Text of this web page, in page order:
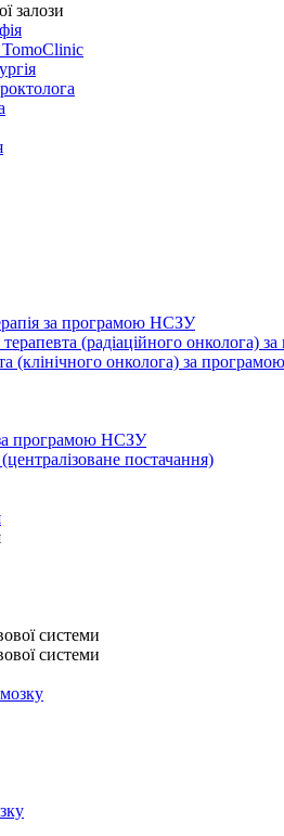
залози
TomoClinic
за програмою НСЗУ
(радіаційного онколога)
(клінічного онколога) за
програмою НСЗУ
постачання)
системи
системи